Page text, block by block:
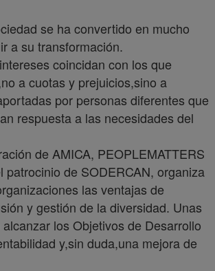
se ha convertido en mucho
a su transformación.
coincidan con los que
a cuotas y prejuicios,sino a
por personas diferentes que
respuesta a las necesidades del
de AMICA, PEOPLEMATTERS
de SODERCAN, organiza
las ventajas de
y gestión de la diversidad. Unas
los Objetivos de Desarrollo
y,sin duda,una mejora de